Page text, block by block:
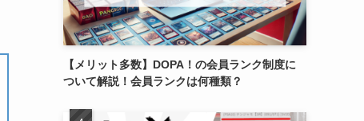
【メリット多数】DOPA！の会員ランク制度に
ついて解説！会員ランクは何種類？